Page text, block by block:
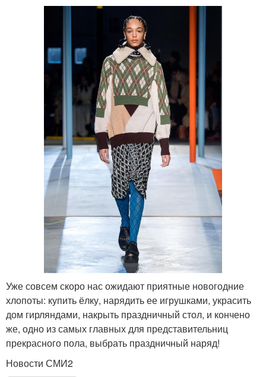
Уже совсем скоро нас ожидают приятные новогодние
хлопоты: купить ёлку, нарядить ее игрушками, украсить
дом гирляндами, накрыть праздничный стол, и кончено
же, одно из самых главных для представительниц
прекрасного пола, выбрать праздничный наряд!
Новости СМИ2